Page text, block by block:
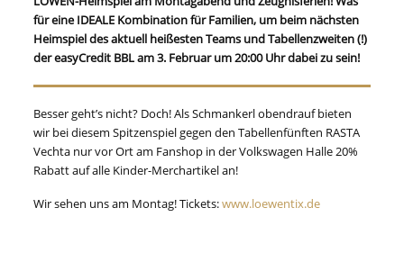
für eine IDEALE Kombination für Familien, um beim nächsten
Heimspiel des aktuell heißesten Teams und Tabellenzweiten (!)
der easyCredit BBL am 3. Februar um 20:00 Uhr dabei zu sein!
Besser geht’s nicht? Doch! Als Schmankerl obendrauf bieten
wir bei diesem Spitzenspiel gegen den Tabellenfünften RASTA
Vechta nur vor Ort am Fanshop in der Volkswagen Halle 20%
Rabatt auf alle Kinder-Merchartikel an!
Wir sehen uns am Montag! Tickets:www.loewentix.de